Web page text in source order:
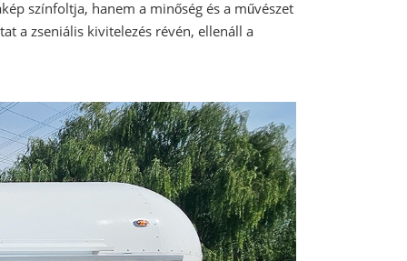
színfoltja, hanem a minőség és a művészet
a zseniális kivitelezés révén, ellenáll a